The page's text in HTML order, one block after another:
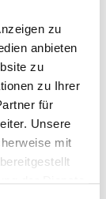
zu
anbieten
zu
zu Ihrer
für
Unsere
mit
der Dienste